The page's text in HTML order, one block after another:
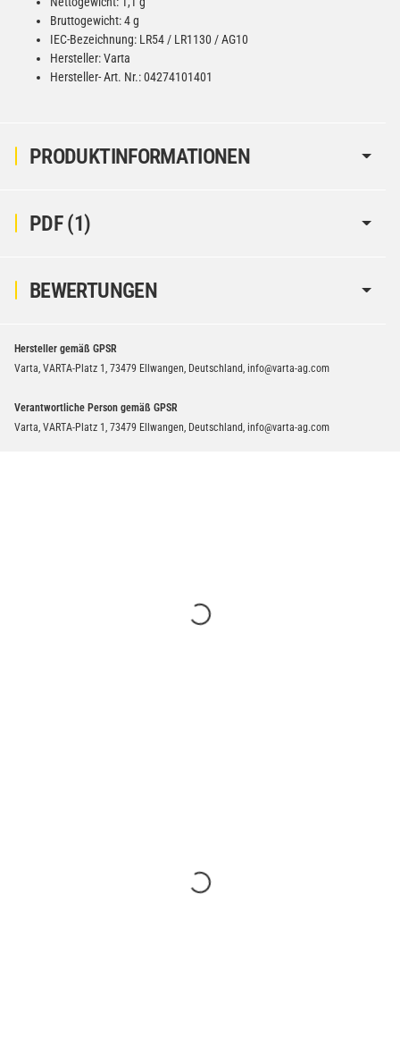
PRODUKTINFORMATIONEN
Bruttogewicht: 4 g
IEC-Bezeichnung: LR54 / LR1130 / AG10
Hersteller: Varta
Hersteller- Art. Nr.: 04274101401
PDF (1)
BEWERTUNGEN
Hersteller gemäß GPSR
Varta, VARTA-Platz 1, 73479 Ellwangen, Deutschland, info@varta-ag.com
Verantwortliche Person gemäß GPSR
Varta, VARTA-Platz 1, 73479 Ellwangen, Deutschland, info@varta-ag.com